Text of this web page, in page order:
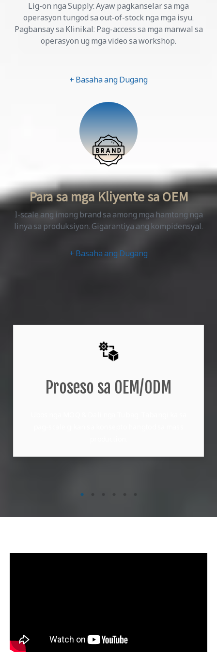
Lig-on nga Supply: Ayaw pagkanselar sa mga
operasyon tungod sa out-of-stock nga mga isyu.
Pagbansay sa Klinikal: Pag-access sa mga manwal sa
operasyon ug mga video sa workshop.
+ Basaha ang Dugang
Para sa mga Kliyente sa OEM
I-scale ang imong brand sa among mga hamtong nga
linya sa produksiyon. Gigarantiya ang kompidensyal.
+ Basaha ang Dugang
Proseso sa OEM/ODM